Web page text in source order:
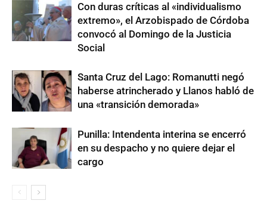
Con duras críticas al «individualismo
extremo», el Arzobispado de Córdoba
convocó al Domingo de la Justicia
Social
Santa Cruz del Lago: Romanutti negó
haberse atrincherado y Llanos habló de
una «transición demorada»
Punilla: Intendenta interina se encerró
en su despacho y no quiere dejar el
cargo